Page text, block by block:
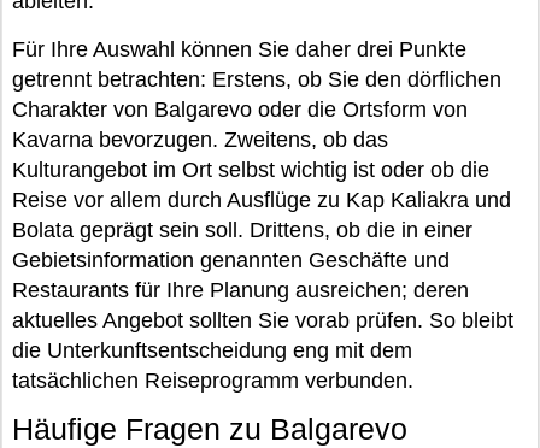
Für Ihre Auswahl können Sie daher drei Punkte
getrennt betrachten: Erstens, ob Sie den dörflichen
Charakter von Balgarevo oder die Ortsform von
Kavarna bevorzugen. Zweitens, ob das
Kulturangebot im Ort selbst wichtig ist oder ob die
Reise vor allem durch Ausflüge zu Kap Kaliakra und
Bolata geprägt sein soll. Drittens, ob die in einer
Gebietsinformation genannten Geschäfte und
Restaurants für Ihre Planung ausreichen; deren
aktuelles Angebot sollten Sie vorab prüfen. So bleibt
die Unterkunftsentscheidung eng mit dem
tatsächlichen Reiseprogramm verbunden.
Häufige Fragen zu Balgarevo